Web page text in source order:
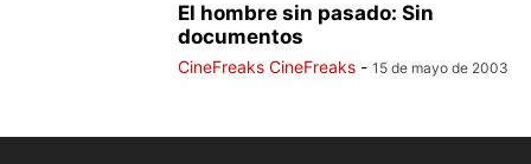
El hombre sin pasado: Sin
documentos
CineFreaks CineFreaks - 15 de mayo de 2003